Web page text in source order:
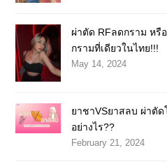
ผ่าตัด RFลดกราม หรื
กรามที่เดียวในไทย!!!
May 14, 2024
ยาชาVSยาสลบ ผ่าตั
อย่างไร??
February 21, 2024